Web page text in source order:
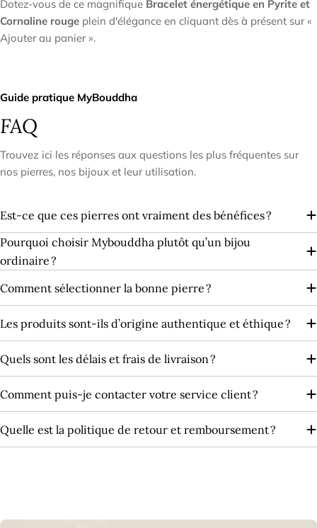
Dotez-vous de ce magnifique Bracelet énergétique en Pyrite et
Cornaline rouge plein d'élégance en cliquant dès à présent sur «
Ajouter au panier ».
Guide pratique MyBouddha
FAQ
Trouvez ici les réponses aux questions les plus fréquentes sur
nos pierres, nos bijoux et leur utilisation.
Est-ce que ces pierres ont vraiment des bénéfices ?
Pourquoi choisir Mybouddha plutôt qu’un bijou
ordinaire ?
Comment sélectionner la bonne pierre ?
Les produits sont‑ils d’origine authentique et éthique ?
Quels sont les délais et frais de livraison ?
Comment puis-je contacter votre service client ?
Quelle est la politique de retour et remboursement ?